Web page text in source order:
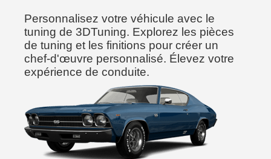
Personnalisez votre véhicule avec le
tuning de 3DTuning. Explorez les pièces
de tuning et les finitions pour créer un
chef-d'œuvre personnalisé. Élevez votre
expérience de conduite.